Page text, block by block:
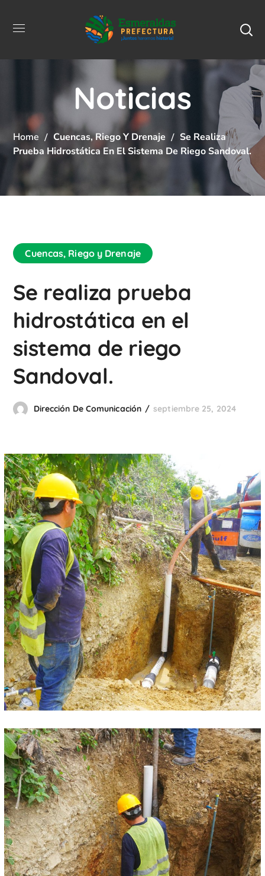
Noticias
Home Cuencas, Riego Y Drenaje
Se Realiza
Prueba Hidrostática En El Sistema De Riego Sandoval.
Cuencas, Riego y Drenaje
Se realiza prueba
hidrostática en el
sistema de riego
Sandoval.
Dirección De Comunicación septiembre 25, 2024